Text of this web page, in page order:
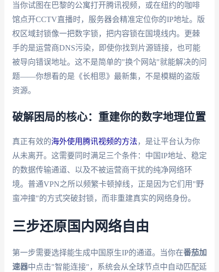
当你试图在巴黎的公寓打开腾讯视频，或在纽约的咖啡
馆点开CCTV直播时，服务器会精准定位你的IP地址。版
权区域封锁像一把数字锁，把内容锁在国境线内。更棘
手的是运营商DNS污染，即使你找到片源链接，也可能
被导向错误地址。这不是简单的"换个网站"就能解决的问
题——你想看的是《长相思》最新集，不是模糊的盗版
资源。
破解困局的核心：重建你的数字地理位置
真正有效的海外使用腾讯视频的方法 ，是让平台认为你
从未离开。这需要同时满足三个条件：中国IP地址、稳定
的数据传输通道、以及不被运营商干扰的纯净网络环
境。普通VPN之所以频繁卡顿掉线，正是因为它们用"野
蛮冲撞"的方式突破封锁，而非重建真实的网络身份。
三步还原国内网络自由
第一步需要选择能生成中国原生IP的通道。当你在番茄加
速器中点击"智能连接"，系统会从全球节点中自动匹配延